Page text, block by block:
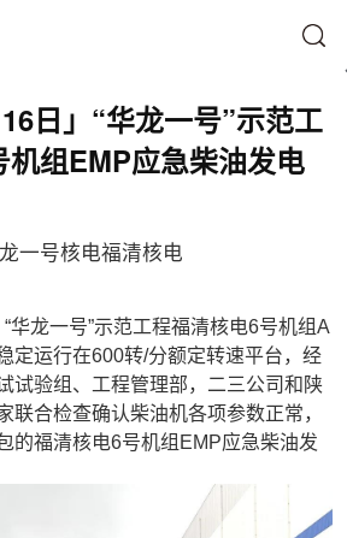
16日」“华龙一号”示范工
机组EMP应急柴油发电
一号核电福清核电
华龙一号”示范工程福清核电6号机组A
定运行在600转/分额定转速平台，经
试验组、工程管理部，二三公司和陕
联合检查确认柴油机各项参数正常，
的福清核电6号机组EMP应急柴油发